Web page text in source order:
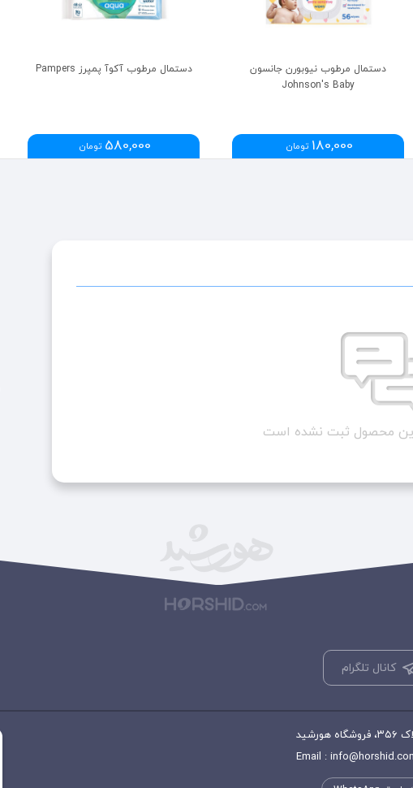
دستمال مرطوب آکوآ پمپرز Pampers
580,000 تومان
دستمال مرطوب نیوبورن جانسون
Johnson's Baby
180,000 تومان
این محصول ثبت نشده است
کانال تلگرام
Email :